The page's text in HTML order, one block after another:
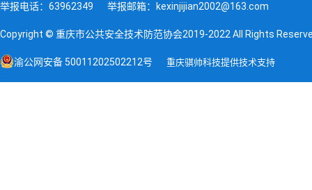
举报电话：63962349 举报邮箱：kexinjijian2002@163.com
Copyright © 重庆市公共安全技术防范协会2019-2022 All Rights
渝公网安备 50011202502212号 重庆骐帅科技提供技术支持